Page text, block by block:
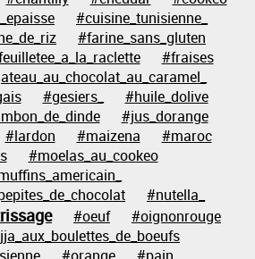
#cuisine_tunisienne_
#farine_sans_gluten
#fraises
#gesiers_
#huile_dolive
#jus_dorange
#lardon #maizena
#maroc
#moelas_au_cookeo
#nutella_
#oeuf
#oignonrouge